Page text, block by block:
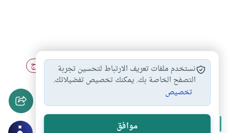
الإسراء والمعراج #الأشهر الحرم # رحلة الإسراء والمعراج
شهر رجب
المزيد من سلسلةشهر رجب
نستخدم ملفات تعريف الارتباط لتحسين تجربة
التصفح الخاصة بك. يمكنك تخصيص تفضيلاتك.
تخصيص
موافق